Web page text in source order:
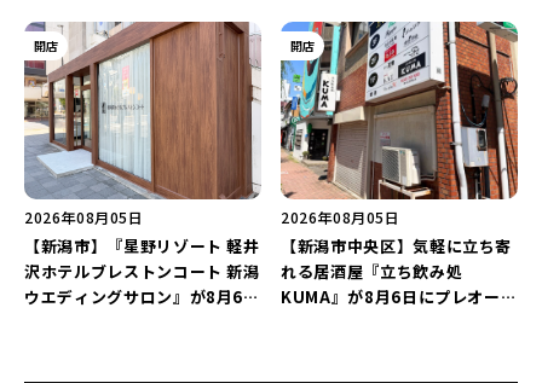
た「麻婆麺」を復刻♪
開店
2026年08月05日
【新潟市】『星野リゾート 軽井
沢ホテルブレストンコート 新潟
ウエディングサロン』が8月6日
開店
2026年08月05日
【新潟市中央区】気軽に立ち寄
れる居酒屋『立ち飲み処
KUMA』が8月6日にプレオープ